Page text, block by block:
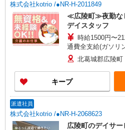
株式会社kotrio /●NR-H-2011849
≪広陵町≫夜勤な
デイスタッフ
時給1500円〜
通費全支給(ガソリ
北葛城郡広陵町
キープ
派遣社員
株式会社kotrio /●NR-H-2068623
広陵町のデイサ